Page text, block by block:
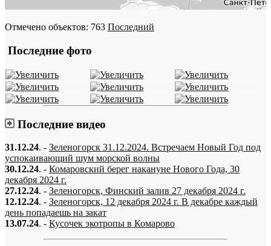
Отмечено объектов: 763 Последний
Последние фото
Последние видео
31.12.24. - Зеленогорск 31.12.2024. Встречаем Новый Год под
успокаивающий шум морской волны
30.12.24. - Комаровский берег накануне Нового Года, 30
декабря 2024 г.
27.12.24. - Зеленогорск, Финский залив 27 декабря 2024 г.
12.12.24. - Зеленогорск, 12 декабря 2024 г. В декабре каждый
день попадаешь на закат
13.07.24. - Кусочек экотропы в Комарово